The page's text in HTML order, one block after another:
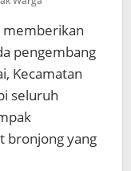
memberikan
pengembang
Kecamatan
seluruh
bronjong yang